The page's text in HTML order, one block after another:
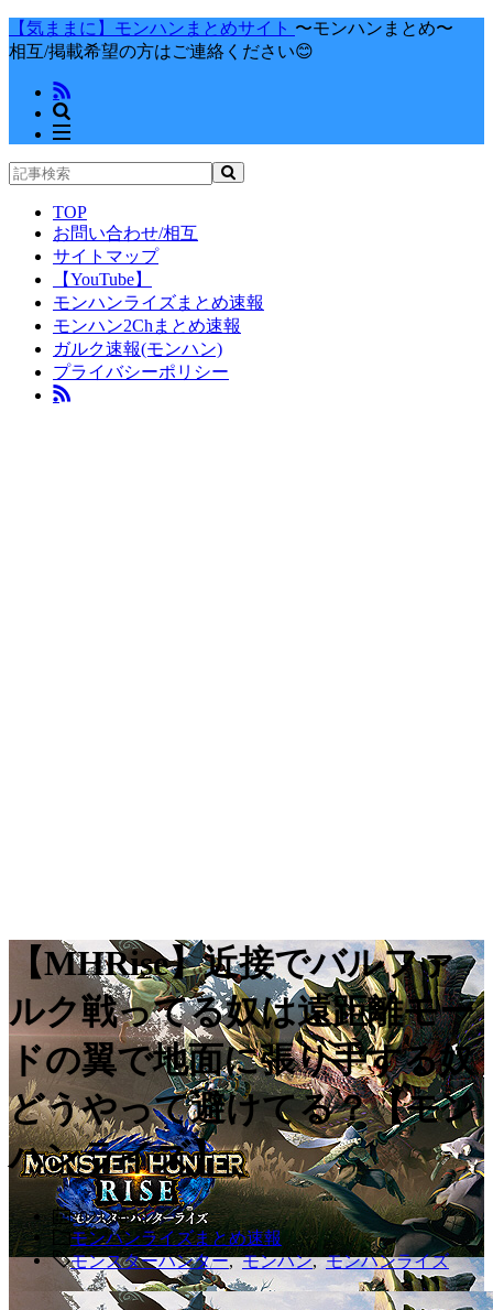
【気ままに】モンハンまとめサイト 〜モンハンまとめ〜
相互/掲載希望の方はご連絡ください😊
TOP
お問い合わせ/相互
サイトマップ
【YouTube】
モンハンライズまとめ速報
モンハン2Chまとめ速報
ガルク速報(モンハン)
プライバシーポリシー
【MHRise】近接でバルファ
ルク戦ってる奴は遠距離モー
ドの翼で地面に張り手する奴
どうやって避けてる？【モン
ハンライズ】
2021.06.11
モンハンライズまとめ速報
モンスターハンター,モンハン,モンハンライズ